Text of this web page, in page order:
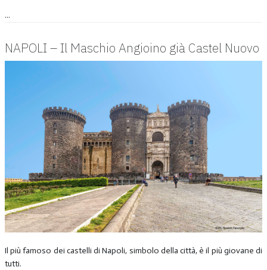
...
NAPOLI – Il Maschio Angioino già Castel Nuovo
Il più famoso dei castelli di Napoli, simbolo della città, è il più giovane di
tutti.